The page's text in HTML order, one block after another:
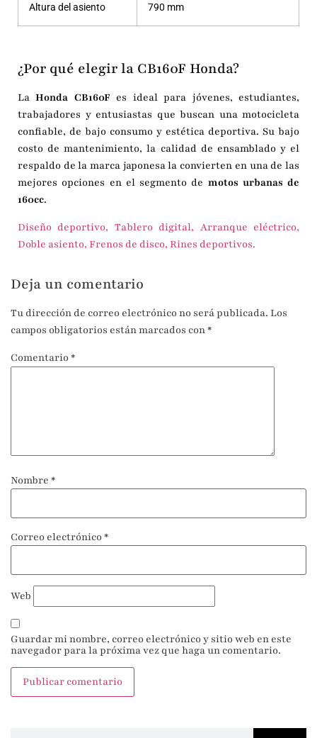
Altura del asiento 790 mm
¿Por qué elegir la CB160F Honda?
LaHonda CB160F es ideal para jóvenes, estudiantes,
trabajadores y entusiastas que buscan una motocicleta
confiable, de bajo consumo y estética deportiva. Su bajo
costo de mantenimiento, la calidad de ensamblado y el
respaldo de la marca japonesa la convierten en una de las
mejores opciones en el segmento de motos urbanas de
160cc.
Diseño deportivo, Tablero digital, Arranque eléctrico,
Doble asiento, Frenos de disco, Rines deportivos.
Deja un comentario
Tu dirección de correo electrónico no será publicada. Los
campos obligatorios están marcados con *
Comentario *
Nombre *
Correo electrónico *
Web
Guardar mi nombre, correo electrónico y sitio web en este
navegador para la próxima vez que haga un comentario.